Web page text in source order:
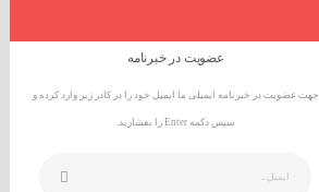
عضویت در خبرنامه
جهت عضویت در خبرنامه ایمیلی ما ایمیل خود را در کادر زیر وارد کرده و
سپس دکمه Enter را بفشارید.